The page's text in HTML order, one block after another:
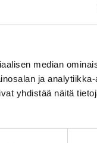
median
ja analytiikka-
yhdistää näitä
suljettu